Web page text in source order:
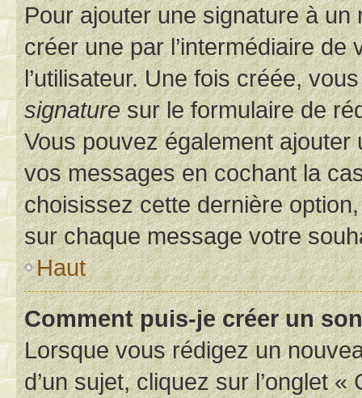
Pour ajouter une signature à un
créer une par l’intermédiaire
l’utilisateur. Une fois créée,
signaturesur le formulaire de
Vous pouvez également
vos messages en cochant la
choisissez cette dernière
sur chaque message votre
Haut
Comment puis-je créer un
Lorsque vous rédigez un
d’un sujet, cliquez sur l’onglet